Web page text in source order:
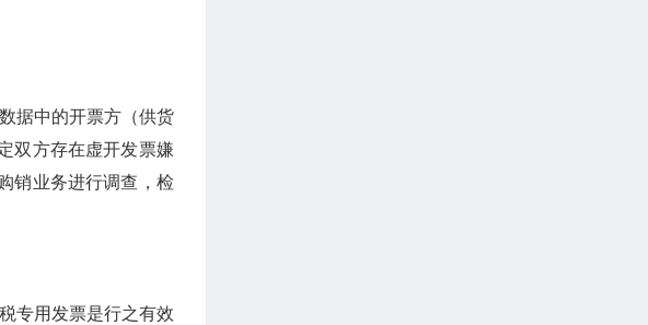
据中的开票方（供货
双方存在虚开发票嫌
销业务进行调查，检
专用发票是行之有效